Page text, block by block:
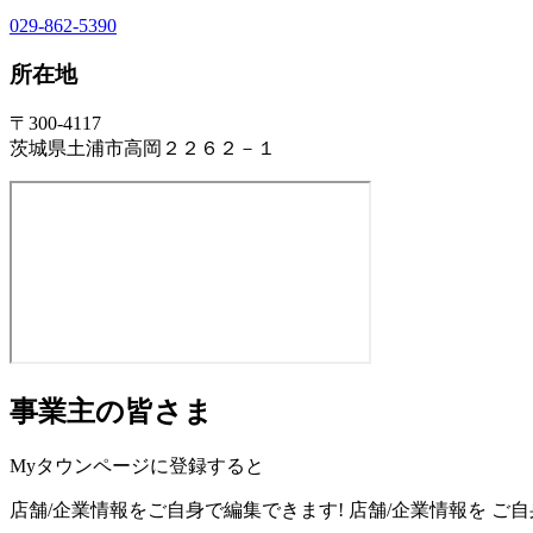
029-862-5390
所在地
〒300-4117
茨城県土浦市高岡２２６２－１
事業主の皆さま
Myタウンページに登録すると
店舗/企業情報をご自身で編集できます! 店舗/企業情報を ご